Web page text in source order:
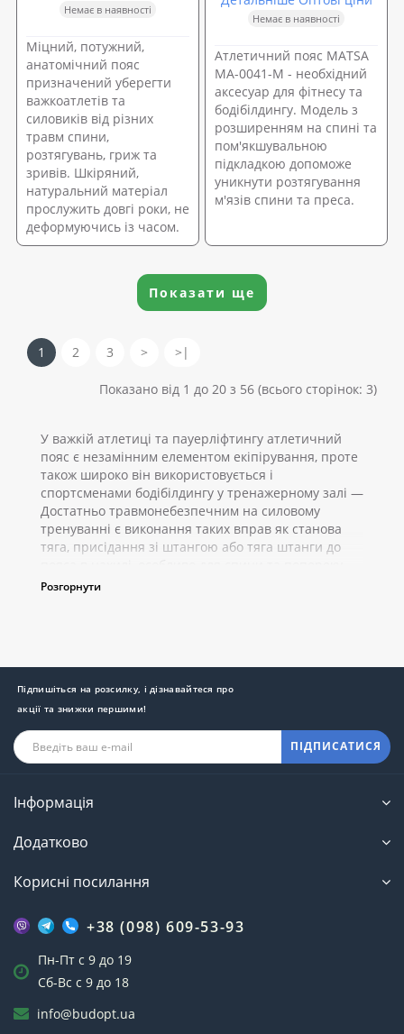
Немає в наявності
Міцний, потужний,
анатомічний пояс
призначений уберегти
важкоатлетів та
силовиків від різних
травм спини,
розтягувань, гриж та
зривів. Шкіряний,
натуральний матеріал
прослужить довгі роки, не
деформуючись із часом.
Немає в наявності
Атлетичний пояс MATSA
MA-0041-M - необхідний
аксесуар для фітнесу та
бодібілдингу. Модель з
розширенням на спині та
пом'якшувальною
підкладкою допоможе
уникнути розтягування
м'язів спини та преса.
Показати ще
1 2 3 > >|
Показано від 1 до 20 з 56 (всього сторінок: 3)
У важкій атлетиці та пауерліфтингу атлетичний
пояс є незамінним елементом екіпірування, проте
також широко він використовується і
спортсменами бодібілдингу у тренажерному залі —
Достатньо травмонебезпечним на силовому
тренуванні є виконання таких вправ як станова
тяга, присідання зі штангою або тяга штанги до
тому з метою стабілізації таких м'язових груп і
Яким буває пояс штангіста
Незважаючи на загальну функціональну
Розгорнути
Підпишіться на розсилку, і дізнавайтеся про
акції та знижки першими!
ПІДПИСАТИСЯ
Інформація
Додатково
Корисні посилання
+38 (098) 609-53-93
Пн-Пт с 9 до 19
Сб-Вс с 9 до 18
info@budopt.ua